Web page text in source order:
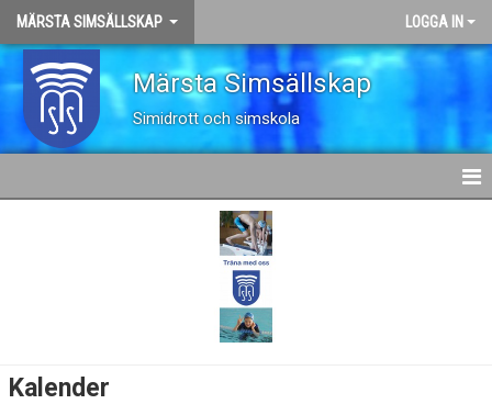
MÄRSTA SIMSÄLLSKAP LOGGA IN
Märsta Simsällskap
Simidrott och simskola
Kalender